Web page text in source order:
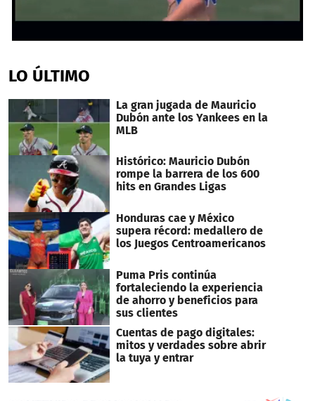
of
1
10
seconds
LO ÚLTIMO
La gran jugada de Mauricio
Dubón ante los Yankees en la
MLB
Histórico: Mauricio Dubón
rompe la barrera de los 600
hits en Grandes Ligas
Honduras cae y México
supera récord: medallero de
los Juegos Centroamericanos
Puma Pris continúa
fortaleciendo la experiencia
de ahorro y beneficios para
sus clientes
Cuentas de pago digitales:
mitos y verdades sobre abrir
la tuya y entrar